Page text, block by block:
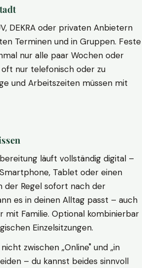
DEKRA oder privaten Anbietern
Terminen und in Gruppen. Feste
nur alle paar Wochen oder
nur telefonisch oder zu
und Arbeitszeiten müssen mit
läuft vollständig digital –
Tablet oder einen
der Regel sofort nach der
es in deinen Alltag passt – auch
mit Familie. Optional kombinierbar
Einzelsitzungen.
zwischen „Online" und „in
– du kannst beides sinnvoll